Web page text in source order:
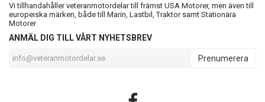
Vi tillhandahåller veteranmotordelar till främst USA Motorer, men även till
europeiska märken, både till Marin, Lastbil, Traktor samt Stationära
Motorer
ANMÄL DIG TILL VÅRT NYHETSBREV
Prenumerera